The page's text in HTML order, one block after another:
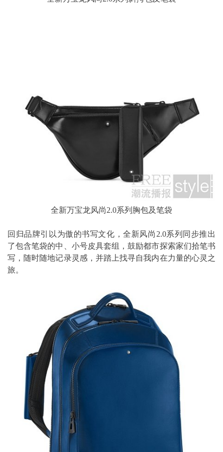
全新万宝龙风尚2.0系列胸包及笔袋
回归品牌引以为傲的书写文化，全新风尚2.0系列同步推出
了包含笔袋的中、小号皮具套组，鼓励都市探索家们拾笔书
写，随时随地记录灵感，并踏上找寻自我内在力量的心灵之
旅。